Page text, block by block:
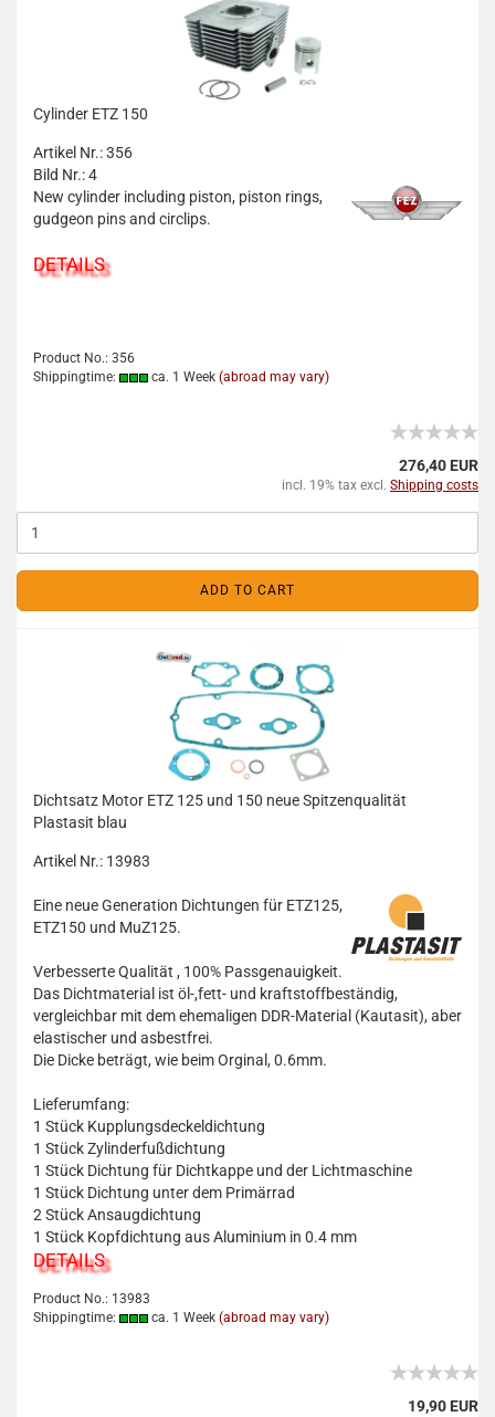
Cylinder ETZ 150
Artikel Nr.: 356
Bild Nr.: 4
New cylinder including piston, piston rings,
gudgeon pins and circlips.
DETAILS
Product No.: 356
Shippingtime:
ca. 1 Week (abroad may vary)
276,40 EUR
incl. 19% tax excl. Shipping costs
ADD TO CART
Dichtsatz Motor ETZ 125 und 150 neue Spitzenqualität
Plastasit blau
Artikel Nr.: 13983
Eine neue Generation Dichtungen für ETZ125,
ETZ150 und MuZ125.
Verbesserte Qualität , 100% Passgenauigkeit.
Das Dichtmaterial ist öl-,fett- und kraftstoffbeständig,
vergleichbar mit dem ehemaligen DDR-Material (Kautasit), aber
elastischer und asbestfrei.
Die Dicke beträgt, wie beim Orginal, 0.6mm.
Lieferumfang:
1 Stück Kupplungsdeckeldichtung
1 Stück Zylinderfußdichtung
1 Stück Dichtung für Dichtkappe und der Lichtmaschine
1 Stück Dichtung unter dem Primärrad
2 Stück Ansaugdichtung
1 Stück Kopfdichtung aus Aluminium in 0.4 mm
DETAILS
Product No.: 13983
Shippingtime:
ca. 1 Week (abroad may vary)
19,90 EUR